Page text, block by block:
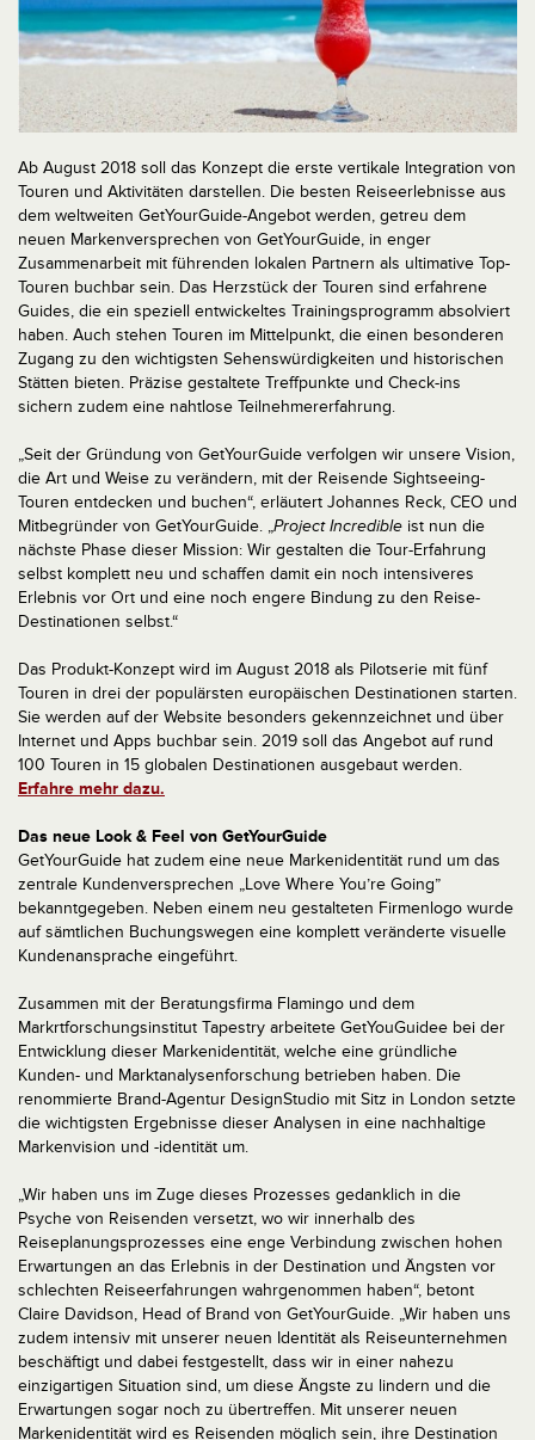
Ab August 2018 soll das Konzept die erste vertikale Integration von
Touren und Aktivitäten darstellen. Die besten Reiseerlebnisse aus
dem weltweiten GetYourGuide-Angebot werden, getreu dem
neuen Markenversprechen von GetYourGuide, in enger
Zusammenarbeit mit führenden lokalen Partnern als ultimative Top-
Touren buchbar sein. Das Herzstück der Touren sind erfahrene
Guides, die ein speziell entwickeltes Trainingsprogramm absolviert
haben. Auch stehen Touren im Mittelpunkt, die einen besonderen
Zugang zu den wichtigsten Sehenswürdigkeiten und historischen
Stätten bieten. Präzise gestaltete Treffpunkte und Check-ins
sichern zudem eine nahtlose Teilnehmererfahrung.
„Seit der Gründung von GetYourGuide verfolgen wir unsere Vision,
die Art und Weise zu verändern, mit der Reisende Sightseeing-
Touren entdecken und buchen“, erläutert Johannes Reck, CEO und
Mitbegründer von GetYourGuide. „Project Incredible ist nun die
nächste Phase dieser Mission: Wir gestalten die Tour-Erfahrung
selbst komplett neu und schaffen damit ein noch intensiveres
Erlebnis vor Ort und eine noch engere Bindung zu den Reise-
Destinationen selbst.“
Das Produkt-Konzept wird im August 2018 als Pilotserie mit fünf
Touren in drei der populärsten europäischen Destinationen starten.
Sie werden auf der Website besonders gekennzeichnet und über
Internet und Apps buchbar sein. 2019 soll das Angebot auf rund
100 Touren in 15 globalen Destinationen ausgebaut werden.
Erfahre mehr dazu.
Das neue Look & Feel von GetYourGuide
GetYourGuide hat zudem eine neue Markenidentität rund um das
zentrale Kundenversprechen „Love Where You’re Going”
bekanntgegeben. Neben einem neu gestalteten Firmenlogo wurde
auf sämtlichen Buchungswegen eine komplett veränderte visuelle
Kundenansprache eingeführt.
Zusammen mit der Beratungsfirma Flamingo und dem
Markrtforschungsinstitut Tapestry arbeitete GetYouGuidee bei der
Entwicklung dieser Markenidentität, welche eine gründliche
Kunden- und Marktanalysenforschung betrieben haben. Die
renommierte Brand-Agentur DesignStudio mit Sitz in London setzte
die wichtigsten Ergebnisse dieser Analysen in eine nachhaltige
Markenvision und -identität um.
„Wir haben uns im Zuge dieses Prozesses gedanklich in die
Psyche von Reisenden versetzt, wo wir innerhalb des
Reiseplanungsprozesses eine enge Verbindung zwischen hohen
Erwartungen an das Erlebnis in der Destination und Ängsten vor
schlechten Reiseerfahrungen wahrgenommen haben“, betont
Claire Davidson, Head of Brand von GetYourGuide. „Wir haben uns
zudem intensiv mit unserer neuen Identität als Reiseunternehmen
beschäftigt und dabei festgestellt, dass wir in einer nahezu
einzigartigen Situation sind, um diese Ängste zu lindern und die
Erwartungen sogar noch zu übertreffen. Mit unserer neuen
Markenidentität wird es Reisenden möglich sein, ihre Destination